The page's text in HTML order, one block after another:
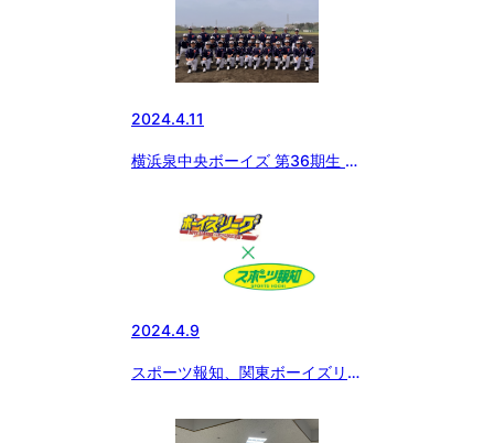
に黒酢ドリンクのおまけ付
き！！！
2024.4.11
横浜泉中央ボーイズ 第36期生 入
2024.4.9
スポーツ報知、関東ボーイズリー